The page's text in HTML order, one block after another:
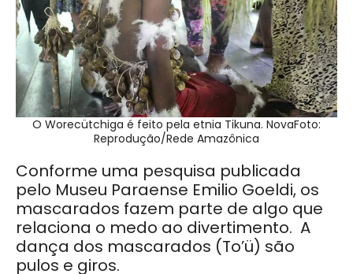
O Worecütchiga é feito pela etnia Tikuna. NovaFoto:
Reprodução/Rede Amazônica
Conforme uma pesquisa publicada
pelo Museu Paraense Emilio Goeldi, os
mascarados fazem parte de algo que
relaciona o medo ao divertimento. A
dança dos mascarados (To’ü) são
pulos e giros.